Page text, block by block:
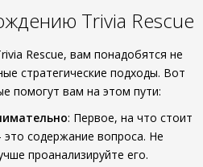
Trivia Rescue
Rescue, вам понадобятся не
стратегические подходы. Вот
помогут вам на этом пути:
: Первое, на что стоит
содержание вопроса. Не
проанализируйте его.